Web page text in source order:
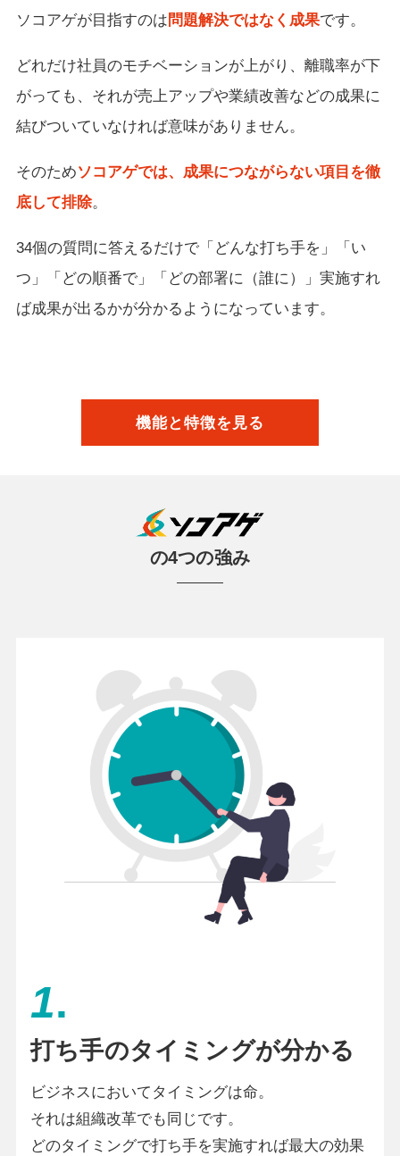
ソコアゲが目指すのは 問題解決ではなく成果です。
どれだけ社員のモチベーションが上がり、離職率が下
がっても、それが売上アップや業績改善などの成果に
結びついていなければ意味がありません。
そのためソコアゲでは、成果につながらない項目を徹
底して排除。
34個の質問に答えるだけで「どんな打ち手を」「い
つ」「どの順番で」「どの部署に（誰に）」実施すれ
ば成果が出るかが分かるようになっています。
機能と特徴を見る
の4つの強み
1.
打ち手のタイミングが分かる
ビジネスにおいてタイミングは命。
それは組織改革でも同じです。
どのタイミングで打ち手を実施すれば最大の効果